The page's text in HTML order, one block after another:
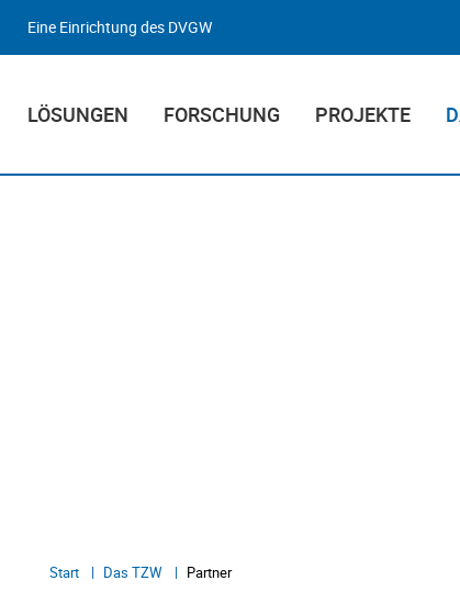
LÖSUNGEN FORSCHUNG PROJEKTE
Eine Einrichtung des DVGW
Start Das TZW Partner